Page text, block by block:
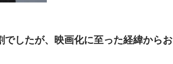
したが、映画化に至った経緯からお